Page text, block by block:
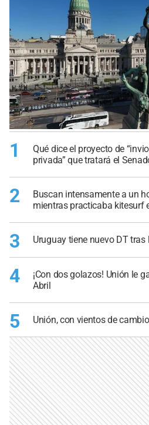
1
Qué dice el proyecto de
privada” que tratará el
2
Buscan intensamente a un
mientras practicaba kitesurf
3 Uruguay tiene nuevo DT
4
¡Con dos golazos! Unión le
Abril
5 Unión, con vientos de